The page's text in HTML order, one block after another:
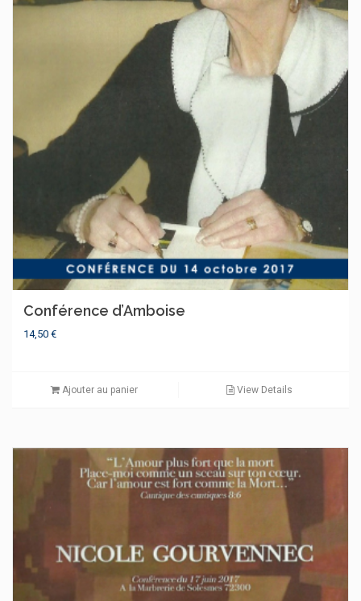
Conférence d’Amboise
14,50 €
Ajouter au panier View Details